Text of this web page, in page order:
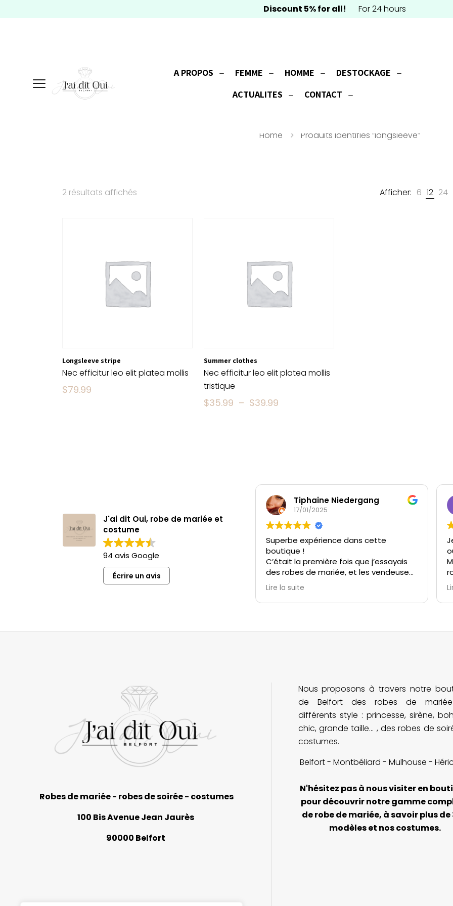
Discount 5% for all! For 24 hours
A PROPOS FEMME HOMME
DESTOCKAGE
ACTUALITES
CONTACT
longsleeve
Home Produits identifiés “longsleeve”
2 résultats affichés Afficher: 6 12 24
Longsleeve stripe
Nec efficitur leo elit platea mollis
$79.99
Summer clothes
Nec efficitur leo elit platea mollis
tristique
$35.99 – $39.99
J'ai dit Oui, robe de mariée et
costume
94 avis Google
Écrire un avis
Tiphaine Niedergang
17/01/2025
Superbe expérience dans cette
boutique !
C’était la première fois que j’essayais
des robes de mariée, et les vendeuses
m’ont immédiatement mise à l’aise.
Elles ont été à l’écoute, très patientes,
et incroyablement attentionnées.
ma belle-maman.
Je recommande cette adresse à
toutes les futures mariées !
Lire la suite
Robes de mariée - robes de soirée - costumes
100 Bis Avenue Jean Jaurès
90000 Belfort
Nous proposons à travers notre
de Belfort des robes de
différents style : princesse, sirène,
chic, grande taille... , des robes de
costumes.
Belfort - Montbéliard - Mulhouse -
N'hésitez pas à nous visiter en
pour découvrir notre gamme
de robe de mariée, à savoir plus de
modèles et nos costumes.